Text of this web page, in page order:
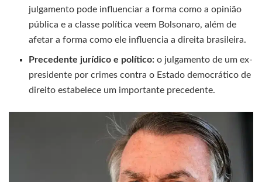
julgamento pode influenciar a forma como a opinião
pública e a classe política veem Bolsonaro, além de
afetar a forma como ele influencia a direita brasileira.
Precedente jurídico e político: o julgamento de um ex-
presidente por crimes contra o Estado democrático de
direito estabelece um importante precedente.